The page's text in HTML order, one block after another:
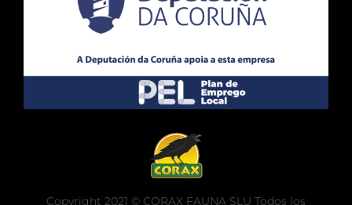
Copyright 2021 © CORAX FAUNA SLU Todos los